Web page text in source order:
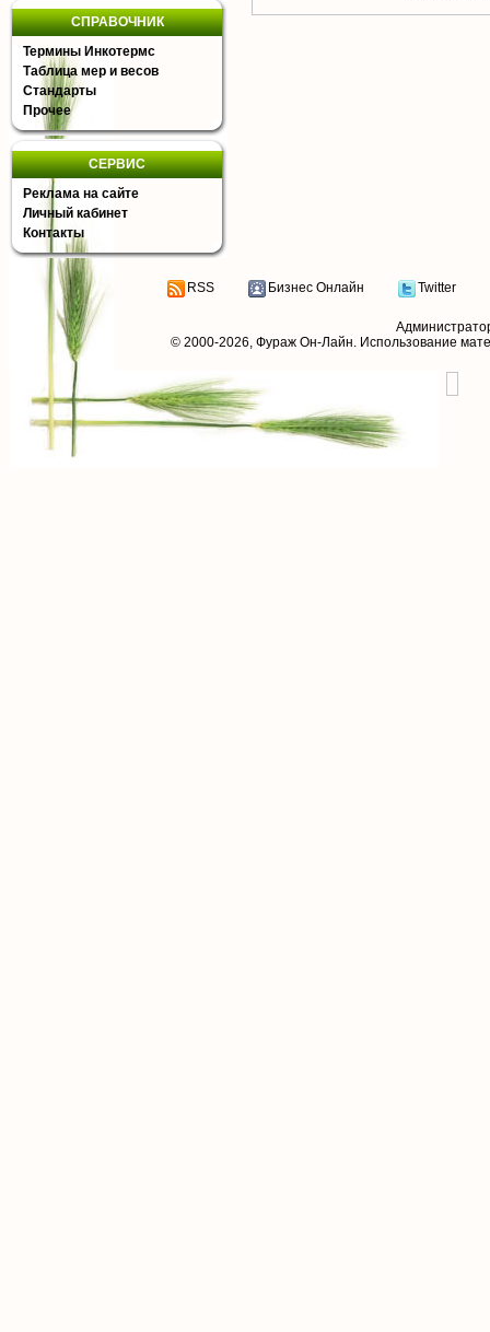
СПРАВОЧНИК
Термины Инкотермс
Таблица мер и весов
Стандарты
Прочее
СЕРВИС
Реклама на сайте
Личный кабинет
Контакты
RSS Бизнес Онлайн Twitter
© 2000-2026, Фураж Он-Лайн. Использование